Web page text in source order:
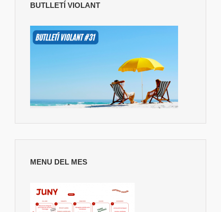
BUTLLETÍ VIOLANT
MENU DEL MES